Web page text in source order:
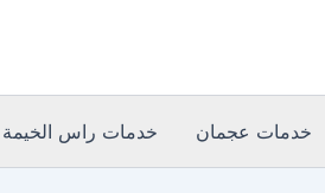
خدمات عجمان خدمات راس الخيمة